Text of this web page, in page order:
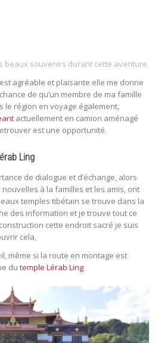
beaux souvenirs durant cette aventure.
agréable et plaisante elle me donne
de qu’un membre de ma famille
le région en voyage également,
actuellement en camion aménagé
est une opportunité.
Ling
de dialogue et d’échange, alors
à la familles et les amis, ont
temples tibétain se trouve dans la
des information et je trouve tout ce
cette endroit sacré je suis
cela,
même si la route en montage est
du temple Lérab Ling